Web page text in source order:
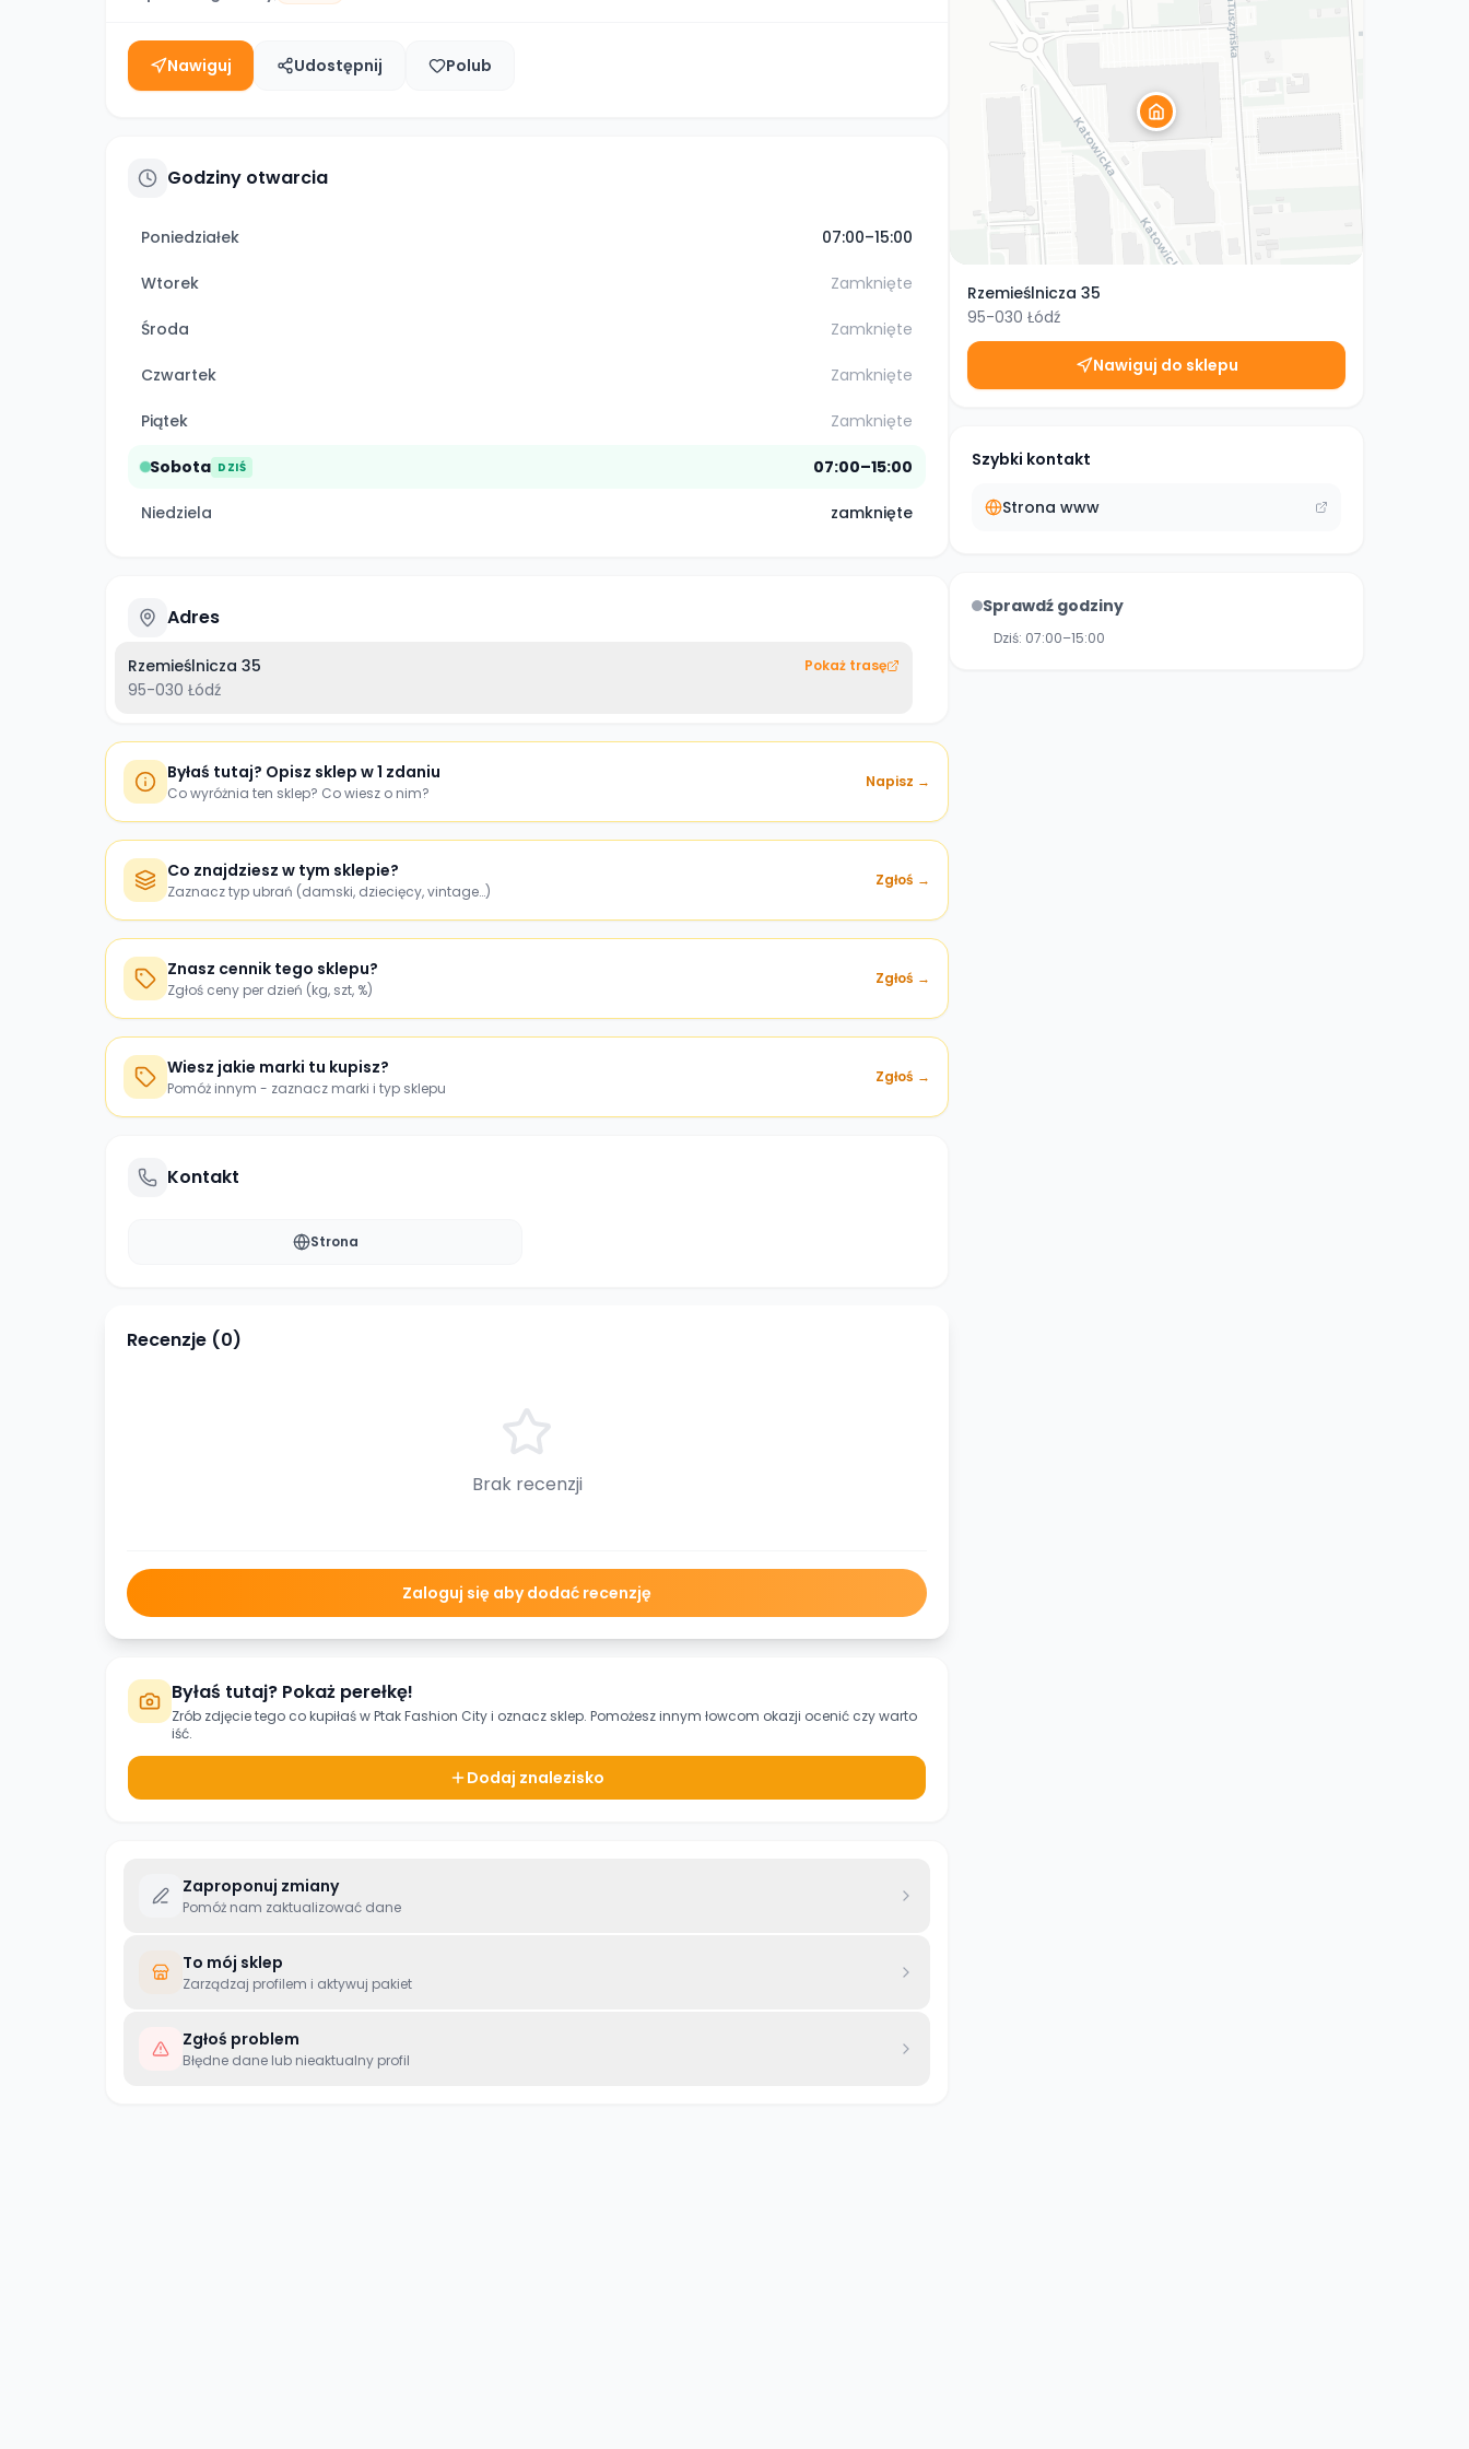
Nawiguj Udostępnij Polub
Godziny otwarcia
Poniedziałek 07:00–15:00
Wtorek Zamknięte
Środa Zamknięte
Czwartek Zamknięte
Piątek Zamknięte
Sobota DZIŚ 07:00–15:00
Niedziela zamknięte
Adres
Rzemieślnicza 35
95-030 Łódź
Pokaż trasę
Byłaś tutaj? Opisz sklep w 1 zdaniu
Co wyróżnia ten sklep? Co wiesz o nim?
Napisz →
Co znajdziesz w tym sklepie?
Zaznacz typ ubrań (damski, dziecięcy, vintage…)
Zgłoś →
Znasz cennik tego sklepu?
Zgłoś ceny per dzień (kg, szt, %)
Zgłoś →
Wiesz jakie marki tu kupisz?
Pomóż innym - zaznacz marki i typ sklepu
Zgłoś →
Kontakt
Strona
Recenzje (0)
Brak recenzji
Zaloguj się aby dodać recenzję
Byłaś tutaj? Pokaż perełkę!
Zrób zdjęcie tego co kupiłaś wPtak Fashion Cityi oznacz sklep. Pomożesz innym łowcom okazji ocenić czy warto
iść.
Dodaj znalezisko
Zaproponuj zmiany
Pomóż nam zaktualizować dane
To mój sklep
Zarządzaj profilem i aktywuj pakiet
Zgłoś problem
Błędne dane lub nieaktualny profil
Rzemieślnicza 35
95-030 Łódź
Nawiguj do sklepu
Szybki kontakt
Strona www
Sprawdź godziny
Dziś: 07:00–15:00